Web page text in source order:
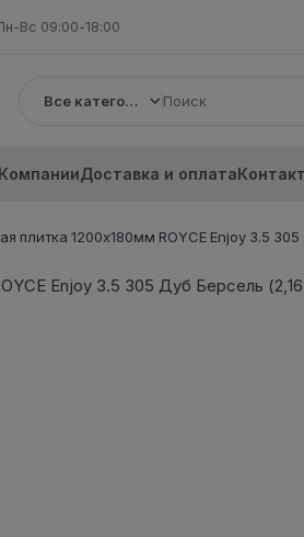
Вс 09:00-18:00
Все категории
Доставка и оплата
плитка 1200x180мм ROYCE Enjoy 3.5